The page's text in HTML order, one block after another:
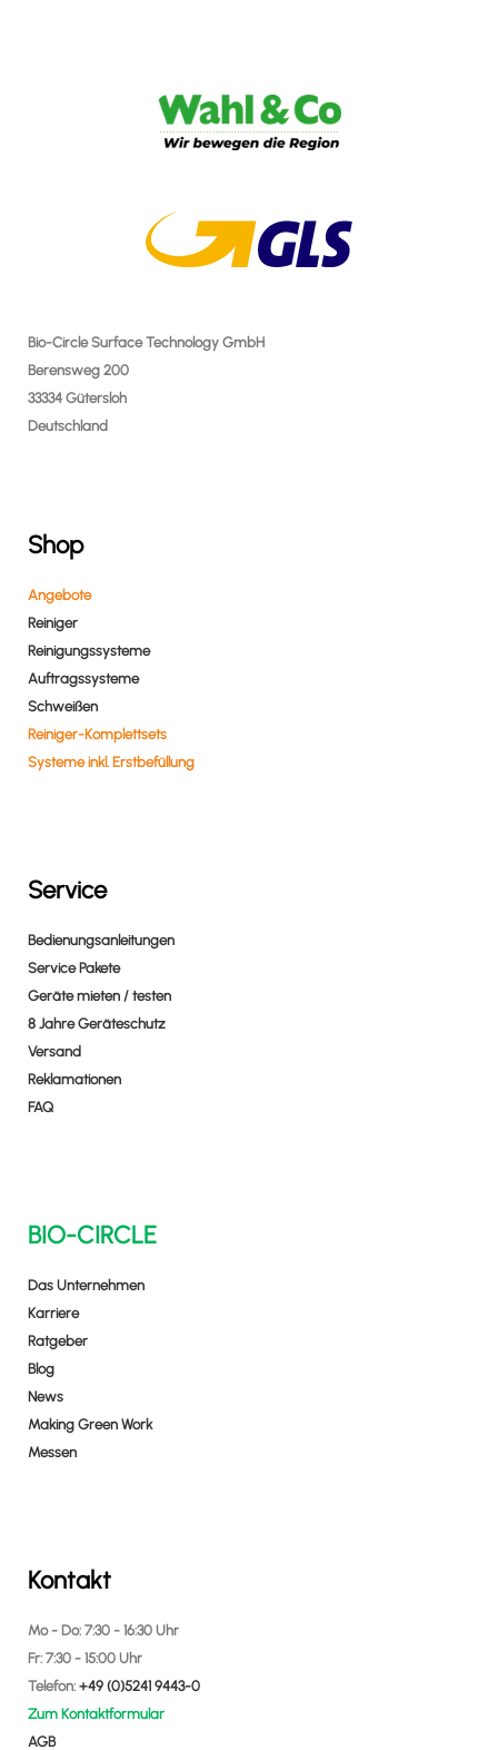
Bio-Circle Surface Technology GmbH
Berensweg 200
33334 Gütersloh
Deutschland
Shop
Angebote
Reiniger
Reinigungssysteme
Auftragssysteme
Schweißen
Reiniger-Komplettsets
Systeme inkl. Erstbefüllung
Service
Bedienungsanleitungen
Service Pakete
Geräte mieten / testen
8 Jahre Geräteschutz
Versand
Reklamationen
FAQ
BIO-CIRCLE
Das Unternehmen
Karriere
Ratgeber
Blog
News
Making Green Work
Messen
Kontakt
Mo - Do: 7:30 - 16:30 Uhr
Fr: 7:30 - 15:00 Uhr
Telefon: +49 (0)5241 9443-0
Zum Kontaktformular
AGB